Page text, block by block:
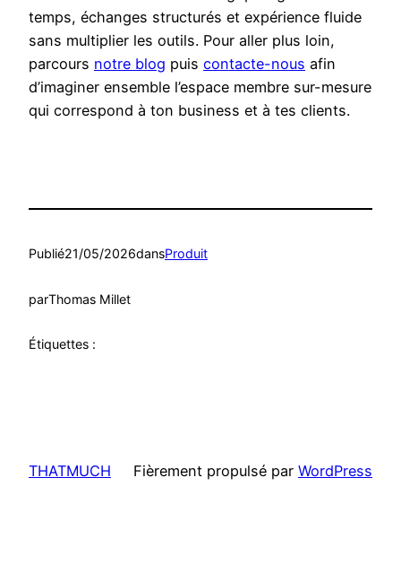
temps, échanges structurés et expérience fluide
sans multiplier les outils. Pour aller plus loin,
parcours notre blog puis contacte-nous afin
d’imaginer ensemble l’espace membre sur-mesure
qui correspond à ton business et à tes clients.
Publié21/05/2026dansProduit
parThomas Millet
Étiquettes :
THATMUCH Fièrement propulsé par WordPress